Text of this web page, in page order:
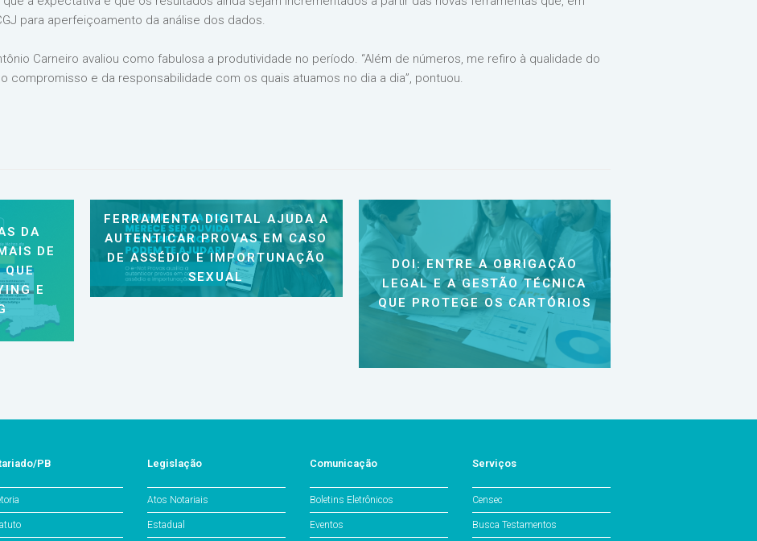
para aperfeiçoamento da análise dos dados.
Carneiro avaliou como fabulosa a produtividade no período. “Além de números, me refiro à qualidade do
compromisso e da responsabilidade com os quais atuamos no dia a dia”, pontuou.
DA
DE
E
FERRAMENTA DIGITAL AJUDA A
AUTENTICAR PROVAS EM CASO
DE ASSÉDIO E IMPORTUNAÇÃO
SEXUAL
DOI: ENTRE A OBRIGAÇÃO
LEGAL E A GESTÃO TÉCNICA
QUE PROTEGE OS CARTÓRIOS
PB Legislação
Atos Notariais
Estadual
Comunicação
Boletins Eletrônicos
Eventos
Serviços
Censec
Busca Testamentos